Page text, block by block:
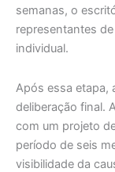
semanas, o
representantes
individual.
Após essa etapa,
deliberação final.
com um projeto
período de seis
visibilidade da